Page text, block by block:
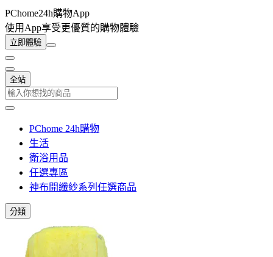
PChome24h購物App
使用App享受更優質的購物體驗
立即體驗
全站
PChome 24h購物
生活
衛浴用品
任選專區
神布開纖紗系列任選商品
分類